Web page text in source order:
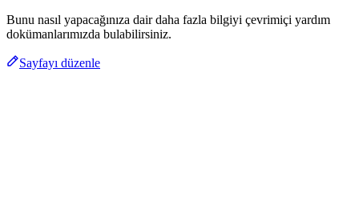
Bunu nasıl yapacağınıza dair daha fazla bilgiyi çevrimiçi yardım
dokümanlarımızda bulabilirsiniz.
Sayfayı düzenle